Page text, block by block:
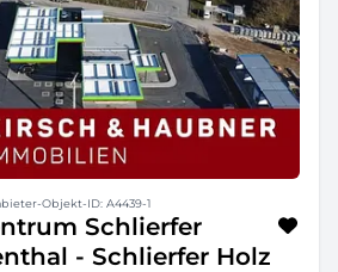
Objekt-ID: A4439-1
Schlierfer
- Schlierfer Holz